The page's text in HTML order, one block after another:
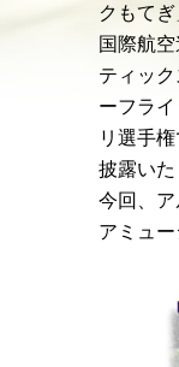
クもてぎ
国際航
ティッ
ーフラ
リ選手
披露いた
今回、
アミュー